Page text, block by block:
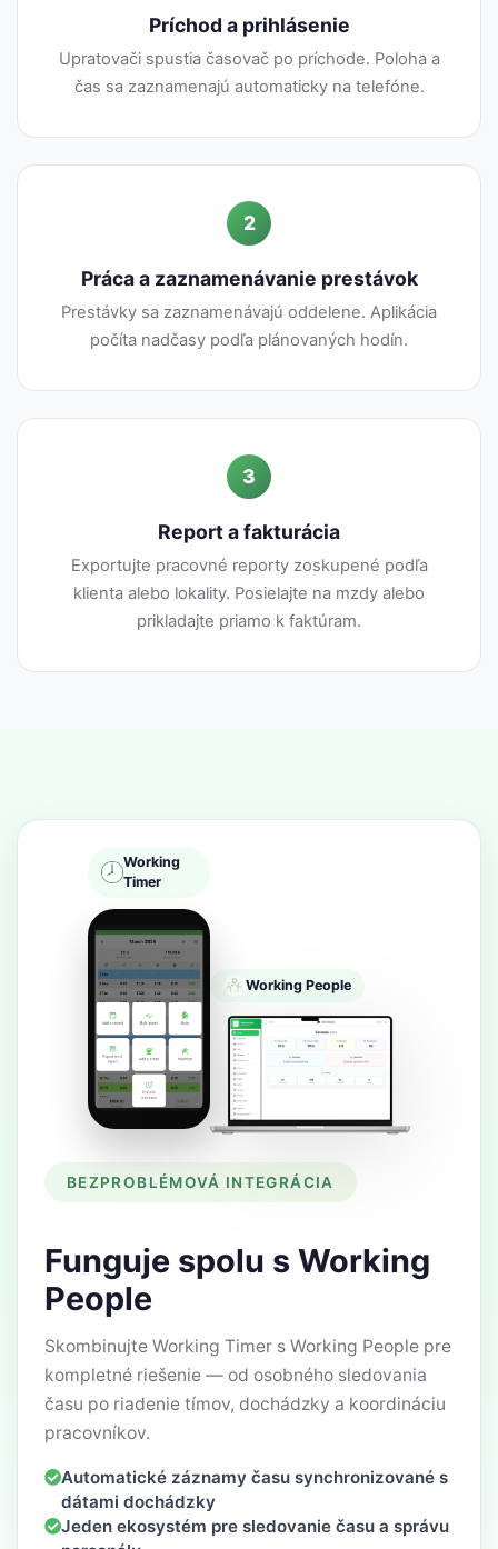
Príchod a prihlásenie
Upratovači spustia časovač po príchode. Poloha a
čas sa zaznamenajú automaticky na telefóne.
2
Práca a zaznamenávanie prestávok
Prestávky sa zaznamenávajú oddelene. Aplikácia
počíta nadčasy podľa plánovaných hodín.
3
Report a fakturácia
Exportujte pracovné reporty zoskupené podľa
klienta alebo lokality. Posielajte na mzdy alebo
prikladajte priamo k faktúram.
Working
Timer
Working People
BEZPROBLÉMOVÁ INTEGRÁCIA
Funguje spolu s Working
People
Skombinujte Working Timer s Working People pre
kompletné riešenie — od osobného sledovania
času po riadenie tímov, dochádzky a koordináciu
pracovníkov.
Automatické záznamy času synchronizované s
dátami dochádzky
Jeden ekosystém pre sledovanie času a správu